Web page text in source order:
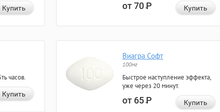
Купить от 70Р Купить
часов.
Купить
Виагра Софт
100мг
Быстрое наступление эффекта,
уже через 20 минут.
от 65Р Купить